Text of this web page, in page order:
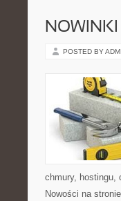
NOWINKI
POSTED BY
chmury, hostingu,
Nowości na